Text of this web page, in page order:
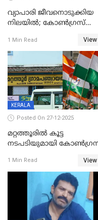
വ്യാപാരി ജീവനൊടുക്കിയ
നിലയില്‍; കോണ്‍ഗ്രസ്
മാനസികപീഡനമെന്ന്
1 Min Read View
KERALA
Posted On 27-12-2025
മറ്റത്തൂരിൽ കൂട്ട
നടപടിയുമായി
എട്ട് പേര്‍ ഉള്‍പ്പെടെ
പത്തുപേരെ പുറത്താക്കി,
ചൊവ്വന്നൂരിലും നടപടി
1 Min Read View